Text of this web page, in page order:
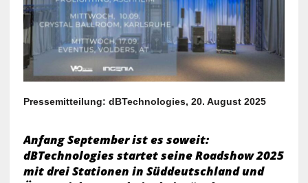
Pressemitteilung: dBTechnologies, 20. August 2025
Anfang September ist es soweit:
dBTechnologies startet seine Roadshow 2025
mit drei Stationen in Süddeutschland und